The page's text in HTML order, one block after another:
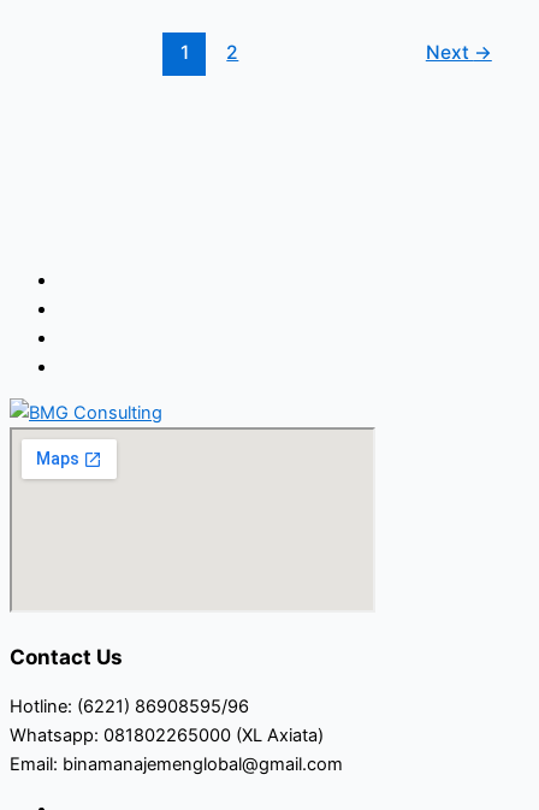
1 2 Next →
Contact Us
Hotline: (6221) 86908595/96
Whatsapp: 081802265000 (XL Axiata)
Email: binamanajemenglobal@gmail.com